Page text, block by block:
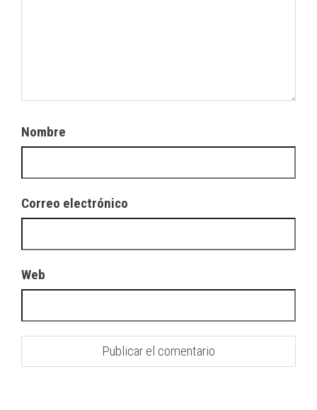
Nombre
Correo electrónico
Web